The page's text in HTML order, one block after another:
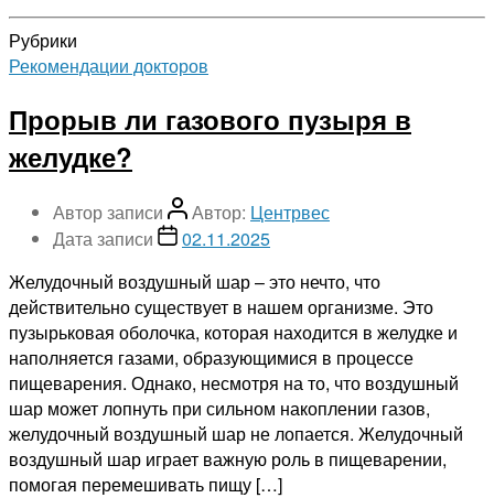
Рубрики
Рекомендации докторов
Прорыв ли газового пузыря в
желудке?
Автор записи Автор: Центрвес
Дата записи
02.11.2025
Желудочный воздушный шар – это нечто, что
действительно существует в нашем организме. Это
пузырьковая оболочка, которая находится в желудке и
наполняется газами, образующимися в процессе
пищеварения. Однако, несмотря на то, что воздушный
шар может лопнуть при сильном накоплении газов,
желудочный воздушный шар не лопается. Желудочный
воздушный шар играет важную роль в пищеварении,
помогая перемешивать пищу […]